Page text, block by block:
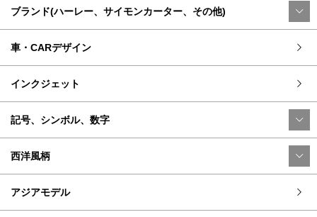
ブランド(ハーレー、サイモンカーター、その他)
車・CARデザイン
インクジェット
記号、シンボル、数字
西洋風柄
アジアモデル